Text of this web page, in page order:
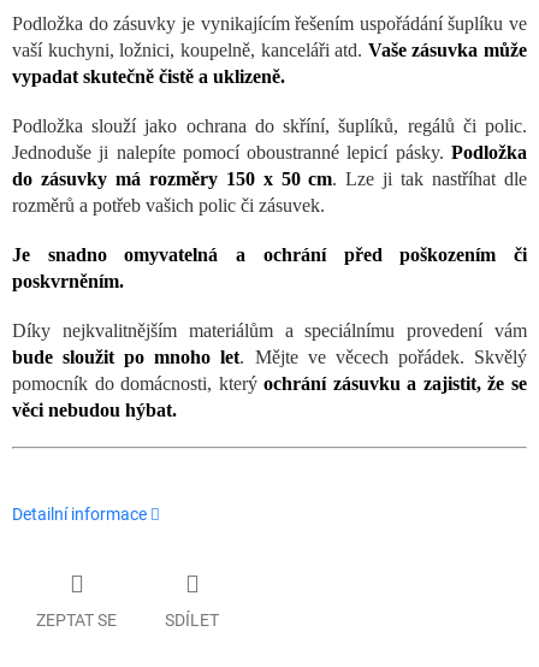
Podložka do zásuvky je vynikajícím řešením uspořádání šuplíku ve
vaší kuchyni, ložnici, koupelně, kanceláři atd. Vaše zásuvka může
vypadat skutečně čistě a uklizeně.
Podložka slouží jako ochrana do skříní, šuplíků, regálů či polic.
Jednoduše ji nalepíte pomocí oboustranné lepicí pásky. Podložka
do zásuvky má rozměry 150 x 50 cm. Lze ji tak nastříhat dle
rozměrů a potřeb vašich polic či zásuvek.
Je snadno omyvatelná a ochrání před poškozením či
poskvrněním.
Díky nejkvalitnějším materiálům a speciálnímu provedení vám
bude sloužit po mnoho let. Mějte ve věcech pořádek. Skvělý
pomocník do domácnosti, kterýochrání zásuvku a zajistit, že se
věci nebudou hýbat.
Detailní informace
ZEPTAT SE SDÍLET